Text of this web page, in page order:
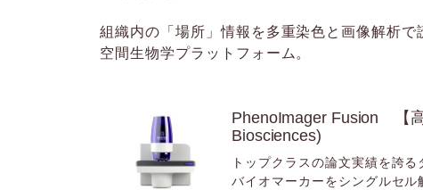
組織内の「場所」情報を多重染色と画像解析
空間生物学プラットフォーム。
PhenoImager Fusion 【
Biosciences)
トップクラスの論文実績を誇
バイオマーカーをシングルセル